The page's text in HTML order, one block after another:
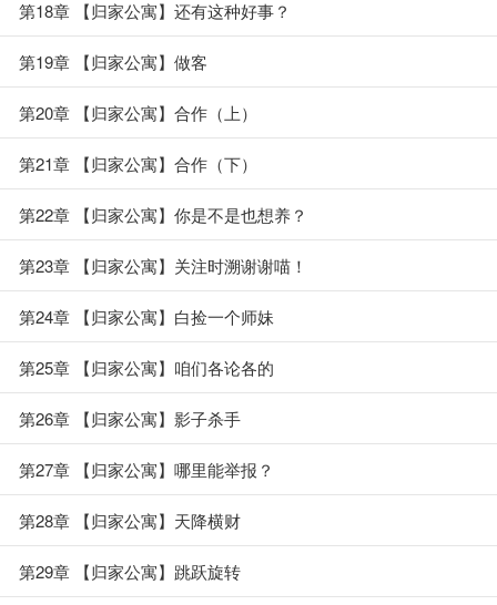
第18章 【归家公寓】还有这种好事？
第19章 【归家公寓】做客
第20章 【归家公寓】合作（上）
第21章 【归家公寓】合作（下）
第22章 【归家公寓】你是不是也想养？
第23章 【归家公寓】关注时溯谢谢喵！
第24章 【归家公寓】白捡一个师妹
第25章 【归家公寓】咱们各论各的
第26章 【归家公寓】影子杀手
第27章 【归家公寓】哪里能举报？
第28章 【归家公寓】天降横财
第29章 【归家公寓】跳跃旋转